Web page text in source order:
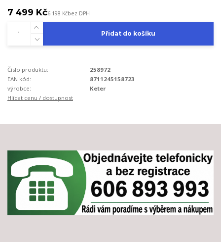
7 499 Kč6 198 Kčbez DPH
Přidat do košíku
Číslo produktu:
258972
EAN kód:
8711245158723
výrobce:
Keter
Hlídat cenu / dostupnost